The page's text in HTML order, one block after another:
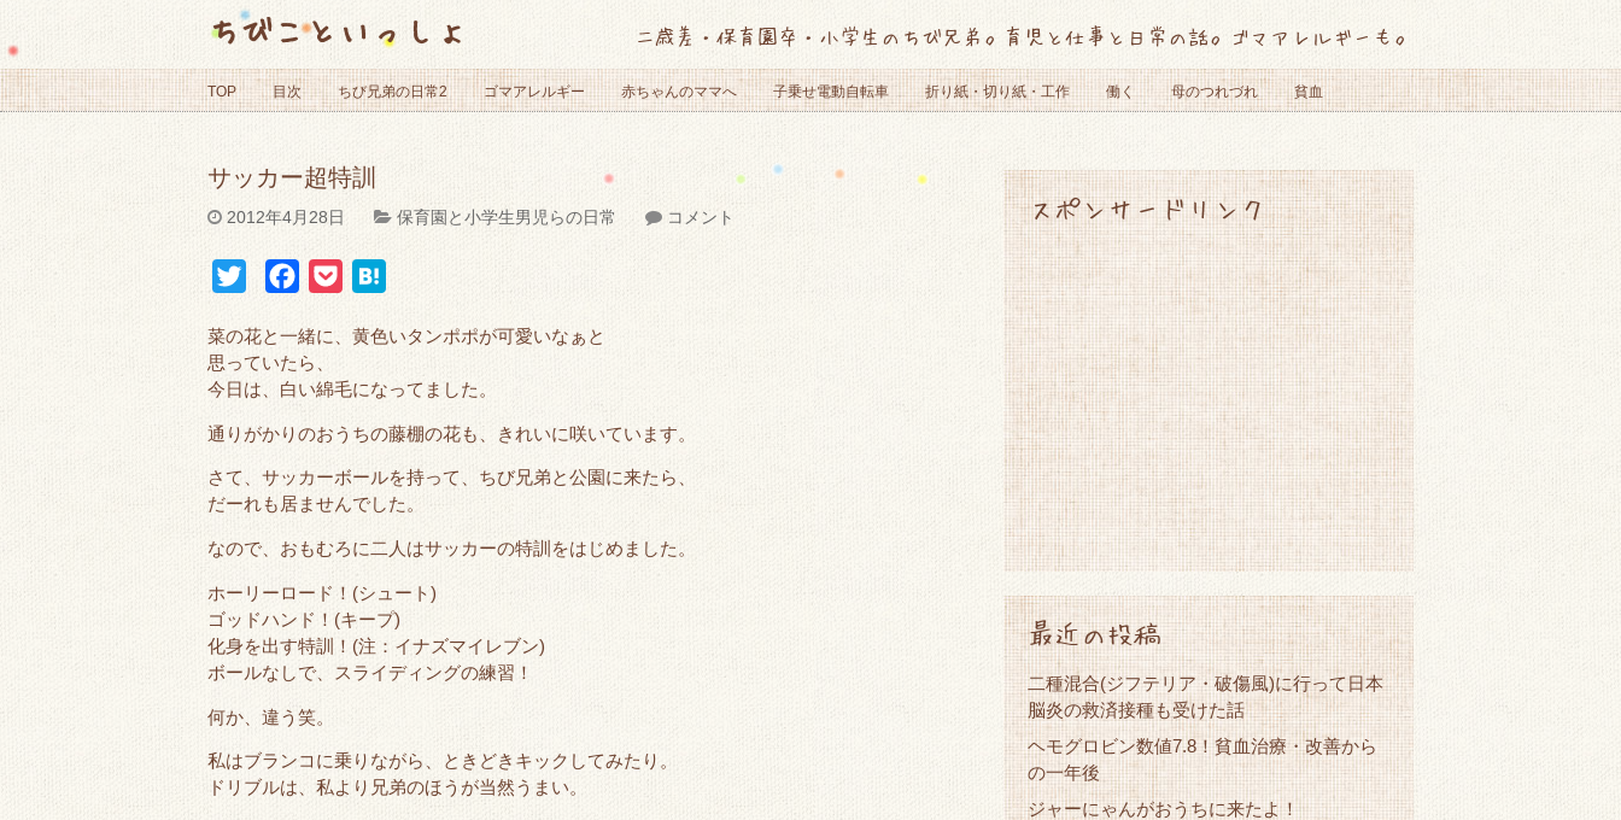
ちびこといっしょ 二歳差・保育園卒・小学生のちび兄弟。育児と仕事と日常の話。ゴマアレルギーも。
TOP 目次 ちび兄弟の日常2 ゴマアレルギー 赤ちゃんのママへ 子乗せ電動自転車 折り紙・切り紙・工作 働く 母のつれづれ 貧血
サッカー超特訓
2012年4月28日 保育園と小学生男児らの日常 コメント
i
e
r
c
e
o
o
k
k
t
t
a
菜の花と一緒に、黄色いタンポポが可愛いなぁと
思っていたら、
今日は、白い綿毛になってました。
通りがかりのおうちの藤棚の花も、きれいに咲いています。
さて、サッカーボールを持って、ちび兄弟と公園に来たら、
だーれも居ませんでした。
なので、おもむろに二人はサッカーの特訓をはじめました。
ホーリーロード！(シュート)
ゴッドハンド！(キープ)
化身を出す特訓！(注：イナズマイレブン)
ボールなしで、スライディングの練習！
何か、違う笑。
私はブランコに乗りながら、ときどきキックしてみたり。
ドリブルは、私より兄弟のほうが当然うまい。
スポンサードリンク
最近の投稿
二種混合(ジフテリア・破傷風)に行って日本
脳炎の救済接種も受けた話
ヘモグロビン数値7.8！貧血治療・改善から
の一年後
ジャーにゃんがおうちに来たよ！